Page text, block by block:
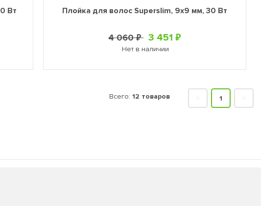
Вт Плойка для волос Superslim, 9х9 мм, 30 Вт
4 060 ₽ 3 451 ₽
Нет в наличии
Всего: 12 товаров 1